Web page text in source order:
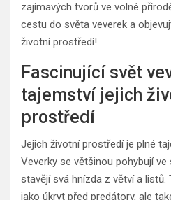
zajímavých tvorů ve volné
cestu do světa veverek a
životní prostředí!
Fascinující svět
tajemství jejich
prostředí
Jejich životní prostředí je plné
Veverky se většinou pohybují
stavějí svá hnízda z větví a listů.
jako úkryt před predátory, ale